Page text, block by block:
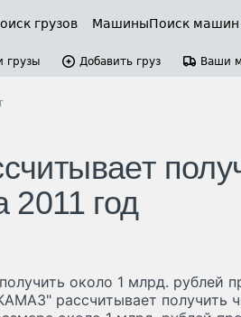
грузов МашиныПоиск машин
грузы Добавить груз Ваши
2011 год
около 1 млрд. рублей
рассчитывает получить